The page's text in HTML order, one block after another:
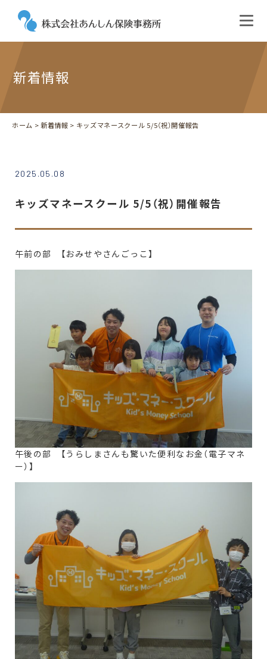
新着情報
ホーム >新着情報 > キッズマネースクール 5/5（祝）開催報告
2025.05.08
キッズマネースクール 5/5（祝）開催報告
午前の部 【おみせやさんごっこ】
午後の部 【うらしまさんも驚いた便利なお金（電子マネ
ー）】